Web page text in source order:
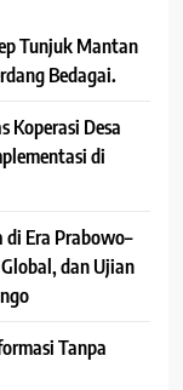
Tunjuk Mantan
Bedagai.
Koperasi Desa
di
di Era Prabowo–
dan Ujian
Tanpa